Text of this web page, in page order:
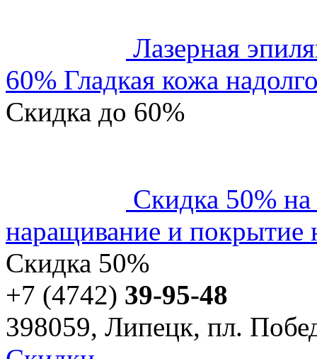
Лазерная
60% Гладкая кожа
Скидка до 60%
Скидка 50%
наращивание и покрытие
Скидка 50%
+7 (4742) 39-95-48
398059, Липецк, пл.